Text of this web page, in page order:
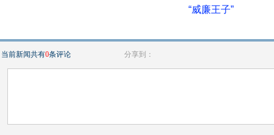
“威廉王子”
当前新闻共有0条评论 分享到：